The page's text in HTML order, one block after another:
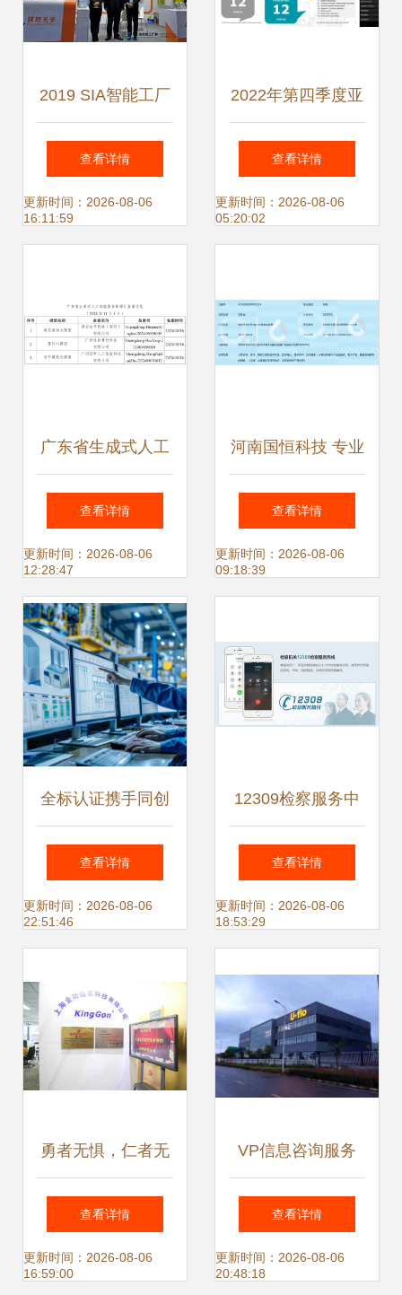
2019 SIA智能工厂
展 引领制造业数字
化转型的盛会
查看详情
更新时间：2026-08-06
16:11:59
2022年第四季度亚
太地区金融服务监
管政策更新概览
查看详情
更新时间：2026-08-06
05:20:02
广东省生成式人工
智能服务备案信息
公告（11月1日）
信息咨询服务类企
业名单发布
查看详情
更新时间：2026-08-06
12:28:47
河南国恒科技 专业
信息咨询服务的领
航者
查看详情
更新时间：2026-08-06
09:18:39
全标认证携手同创
云 六西格玛管理培
训与信息咨询服务
查看详情
更新时间：2026-08-06
22:51:46
12309检察服务中
心 一站式解决法律
咨询与案件信息查
查看详情
更新时间：2026-08-06
18:53:29
勇者无惧，仁者无
忧 专访ISC EMBA
3期、DBA 5期学员
查看详情
更新时间：2026-08-06
16:59:00
VP信息咨询服务
赋能决策，驱动企
业战略升级
查看详情
更新时间：2026-08-06
20:48:18